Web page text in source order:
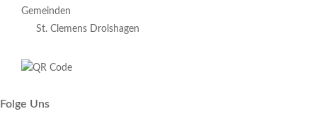
Gemeinden
St. Clemens Drolshagen
Folge Uns